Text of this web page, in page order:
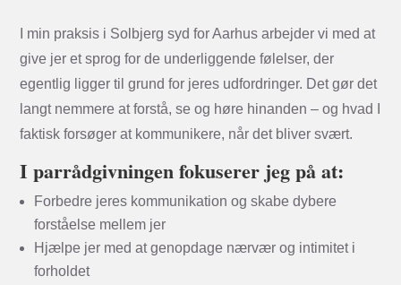
I min praksis i Solbjerg syd for Aarhus arbejder vi med at
give jer et sprog for de underliggende følelser, der
egentlig ligger til grund for jeres udfordringer. Det gør det
langt nemmere at forstå, se og høre hinanden – og hvad I
faktisk forsøger at kommunikere, når det bliver svært.
I parrådgivningen fokuserer jeg på at:
Forbedre jeres kommunikation og skabe dybere
forståelse mellem jer
Hjælpe jer med at genopdage nærvær og intimitet i
forholdet